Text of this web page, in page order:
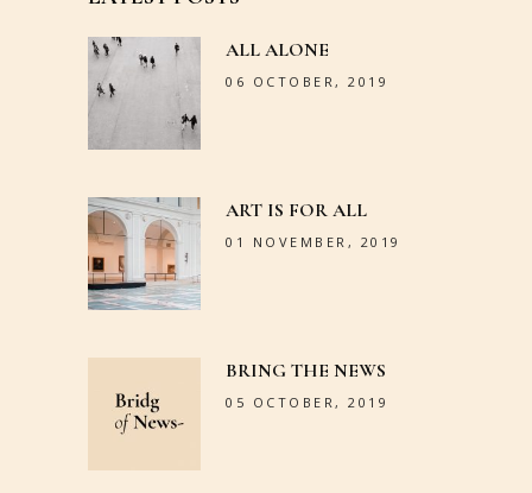
ALL ALONE
06 OCTOBER, 2019
ART IS FOR ALL
01 NOVEMBER, 2019
BRING THE NEWS
05 OCTOBER, 2019